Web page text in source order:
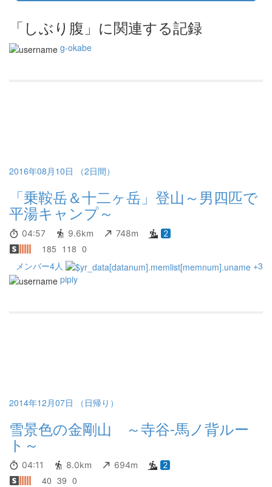
「しぶり腹」に関連する記録
g-okabe
2016年08月10日 （2日間）
「乗鞍岳＆十二ヶ岳」登山～男四匹で
平湯キャンプ～
04:57 9.6km 748m 2
185 118 0
メンバー4人
+3
pipiy
2014年12月07日 （日帰り）
雪景色の金剛山 ～寺谷-馬ノ背ルー
ト～
04:11 8.0km 694m 2
40 39 0